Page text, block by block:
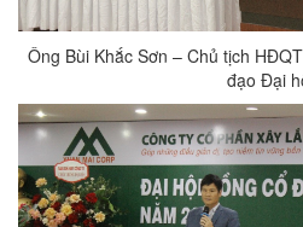
Ông Bùi Khắc Sơn – Chủ tịch
đạo Đại